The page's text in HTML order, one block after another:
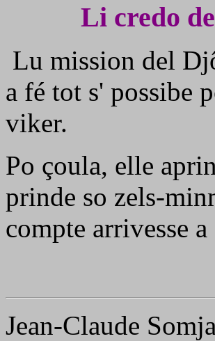
Li credo
Lu mission del
a fé tot s' possibe
viker.
Po çoula, elle
prinde so zels-
compte arrivesse
Jean-Claude